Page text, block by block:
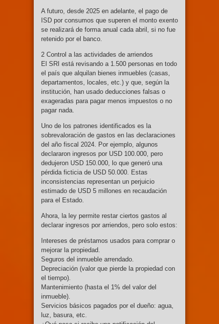
A futuro, desde 2025 en adelante, el pago de
ISD por consumos que superen el monto exento
se realizará de forma anual cada abril, si no fue
retenido por el banco.
2 Control a las actividades de arriendos
El SRI está revisando a 1.500 personas en todo
el país que alquilan bienes inmuebles (casas,
departamentos, locales, etc.) y que, según la
institución, han usado deducciones falsas o
exageradas para pagar menos impuestos o no
pagar nada.
Uno de los patrones identificados es la
sobrevaloración de gastos en las declaraciones
del año fiscal 2024. Por ejemplo, algunos
declararon ingresos por USD 100.000, pero
dedujeron USD 150.000, lo que generó una
pérdida ficticia de USD 50.000. Estas
inconsistencias representan un perjuicio
estimado de USD 5 millones en recaudación
para el Estado.
Ahora, la ley permite restar ciertos gastos al
declarar ingresos por arriendos, pero solo estos:
Intereses de préstamos usados para comprar o
mejorar la propiedad.
Seguros del inmueble arrendado.
Depreciación (valor que pierde la propiedad con
el tiempo).
Mantenimiento (hasta el 1% del valor del
inmueble).
Servicios básicos pagados por el dueño: agua,
luz, basura, etc.